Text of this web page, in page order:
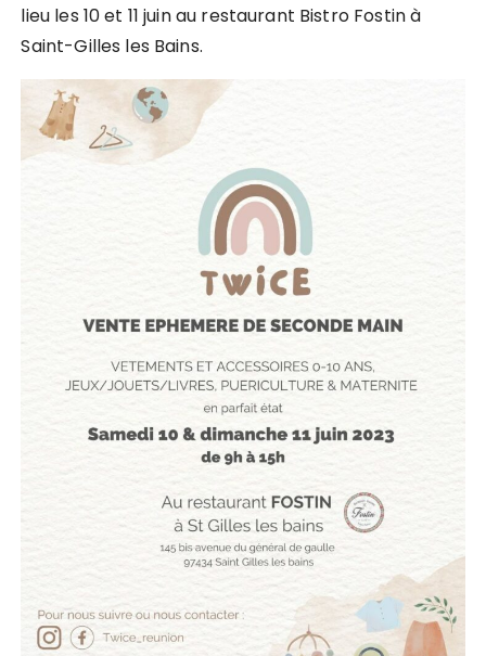
lieu les 10 et 11 juin au restaurant Bistro Fostin à
Saint-Gilles les Bains.